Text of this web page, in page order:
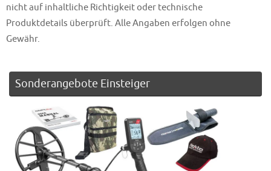
nicht auf inhaltliche Richtigkeit oder technische
Produktdetails überprüft. Alle Angaben erfolgen ohne
Gewähr.
Sonderangebote Einsteiger